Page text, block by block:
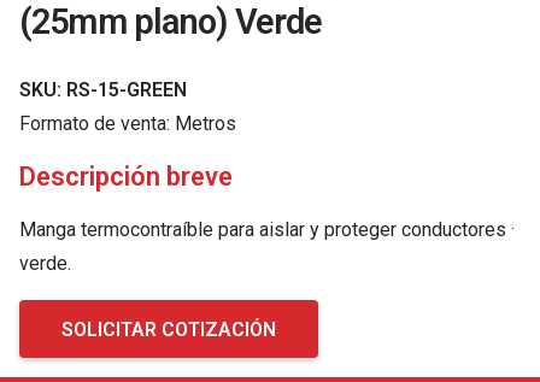
(25mm plano) Verde
SKU: RS-15-GREEN
Formato de venta: Metros
Descripción breve
Manga termocontraíble para aislar y proteger conductores ·
verde.
SOLICITAR COTIZACIÓN